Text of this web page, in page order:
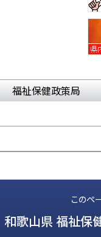
福祉保健政策局
このペ
和歌山県 福祉保